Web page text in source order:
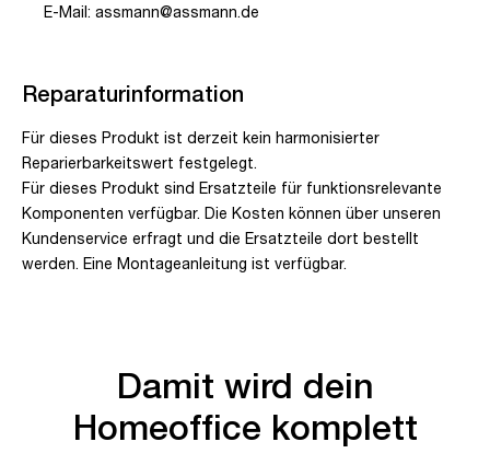
E-Mail: assmann@assmann.de
Reparaturinformation
Für dieses Produkt ist derzeit kein harmonisierter
Reparierbarkeitswert festgelegt.
Für dieses Produkt sind Ersatzteile für funktionsrelevante
Komponenten verfügbar. Die Kosten können über unseren
Kundenservice erfragt und die Ersatzteile dort bestellt
werden. Eine Montageanleitung ist verfügbar.
Damit wird dein
Homeoffice komplett